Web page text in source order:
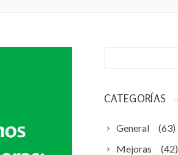
CATEGORÍAS
General
(63)
Mejoras
(42)